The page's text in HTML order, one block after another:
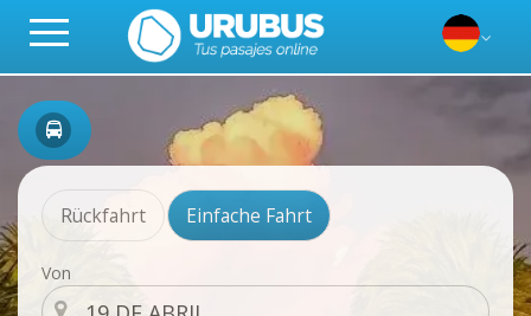
Rückfahrt Einfache Fahrt
Von